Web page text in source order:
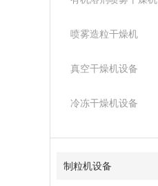
喷雾造粒干燥机
真空干燥机设备
冷冻干燥机设备
制粒机设备